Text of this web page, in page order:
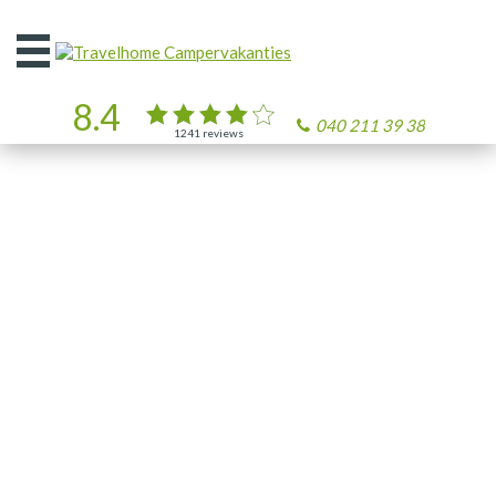
Open
het
040 211 39 38
1241 reviews
8.4